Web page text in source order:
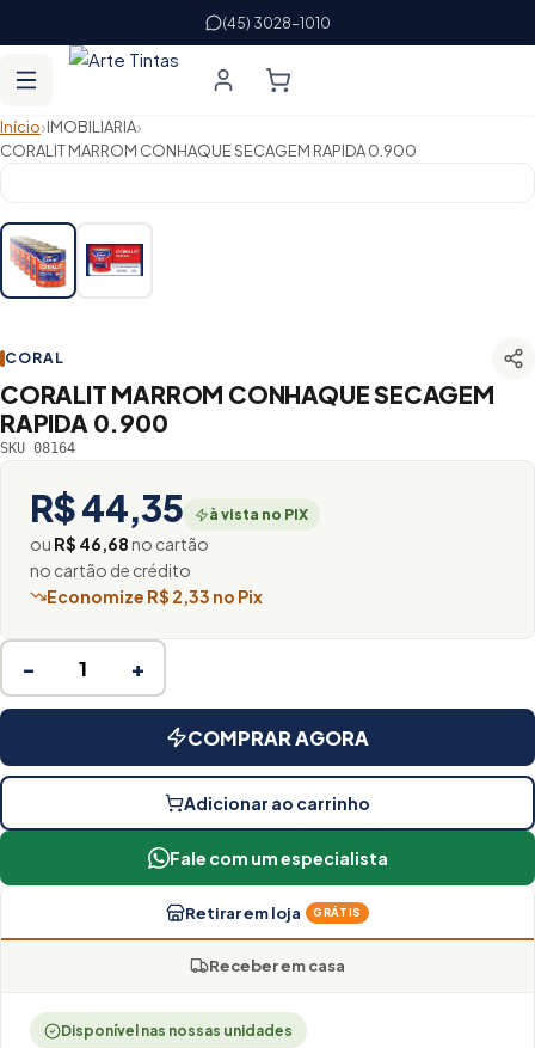
(45) 3028-1010
Início›IMOBILIARIA›
CORALIT MARROM CONHAQUE SECAGEM RAPIDA 0.900
CORAL
CORALIT MARROM CONHAQUE SECAGEM
RAPIDA 0.900
SKU 08164
R$ 44,35 à vista no PIX
ou R$ 46,68no cartão
no cartão de crédito
Economize R$ 2,33 no Pix
− +
COMPRAR AGORA
Adicionar ao carrinho
Fale com um especialista
Retirar em loja GRÁTIS
Receber em casa
Disponível nas nossas unidades